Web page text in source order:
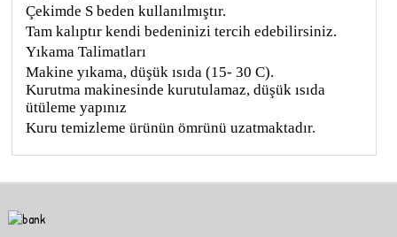
Çekimde S beden kullanılmıştır.
Tam kalıptır kendi bedeninizi tercih edebilirsiniz.
Yıkama Talimatları
Makine yıkama, düşük ısıda (15- 30 C).
Kurutma makinesinde kurutulamaz, düşük ısıda
ütüleme yapınız
Kuru temizleme ürünün ömrünü uzatmaktadır.